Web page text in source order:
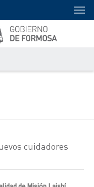
cuidadores